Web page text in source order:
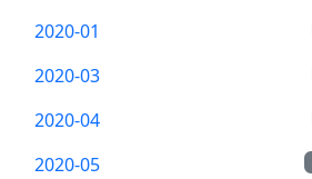
2020-01
2020-03
2020-04
2020-05